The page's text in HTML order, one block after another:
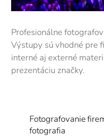
Profesionálne
Výstupy sú vhodné pre
interné aj externé
prezentáciu značky.
Fotografovanie
fotografia